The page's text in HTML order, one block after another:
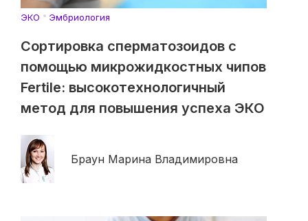
ЭКО Эмбриология
Сортировка сперматозоидов с
помощью микрожидкостных чипов
Fertile: высокотехнологичный
метод для повышения успеха ЭКО
Браун Марина Владимировна